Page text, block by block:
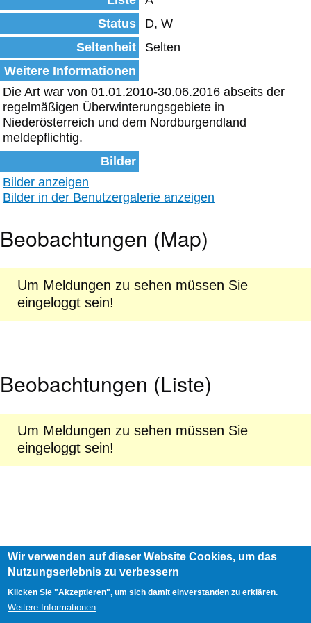
Status
D, W
Seltenheit
Selten
Weitere Informationen
Die Art war von 01.01.2010-30.06.2016 abseits der
regelmäßigen Überwinterungsgebiete in
Niederösterreich und dem Nordburgendland
meldepflichtig.
Bilder
Bilder anzeigen
Bilder in der Benutzergalerie anzeigen
Beobachtungen (Map)
Um Meldungen zu sehen müssen Sie
eingeloggt sein!
Beobachtungen (Liste)
Um Meldungen zu sehen müssen Sie
eingeloggt sein!
Footer
menu
AGB Impressum Links
User
account
Anmelden
Wir verwenden auf dieser Website Cookies, um das
Nutzungserlebnis zu verbessern
Klicken Sie "Akzeptieren", um sich damit einverstanden zu erklären.
Weitere Informationen